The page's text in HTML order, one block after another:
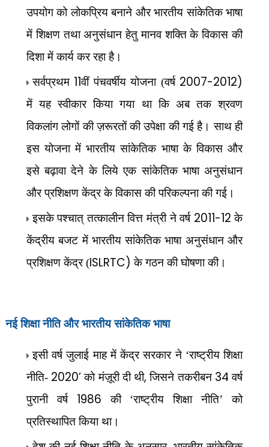
उपयोग को लोकप्रिय बनाने और भारतीय सांकेतिक भाषा
में शिक्षण तथा अनुसंधान हेतु मानव शक्ति के विकास की
दिशा में कार्य कर रहा है।
सर्वप्रथम 11वीं पंचवर्षीय योजना (वर्ष 2007-2012)
में यह स्वीकार किया गया था कि अब तक श्रवण
विकलांग लोगों की ज़रूरतों की उपेक्षा की गई है। साथ ही
इस योजना में भारतीय सांकेतिक भाषा के विकास और
इसे बढ़ावा देने के लिये एक सांकेतिक भाषा अनुसंधान
और प्रशिक्षण केंद्र के विकास की परिकल्पना की गई।
इसके पश्चात् तत्कालीन वित्त मंत्री ने वर्ष 2011-12के
केंद्रीय बजट में भारतीय सांकेतिक भाषा अनुसंधान और
प्रशिक्षण केंद्र (ISLRTC)के गठन की घोषणा की।
नई शिक्षा नीति और भारतीय सांकेतिक भाषा
इसी वर्ष जुलाई माह में केंद्र सरकार ने ‘राष्ट्रीय शिक्षा
नीति- 2020’को मंज़ूरी दी थी,जिसने तकरीबन 34 वर्ष
पुरानी वर्ष 1986 की ‘राष्ट्रीय शिक्षा नीति’ को
प्रतिस्थापित किया था।